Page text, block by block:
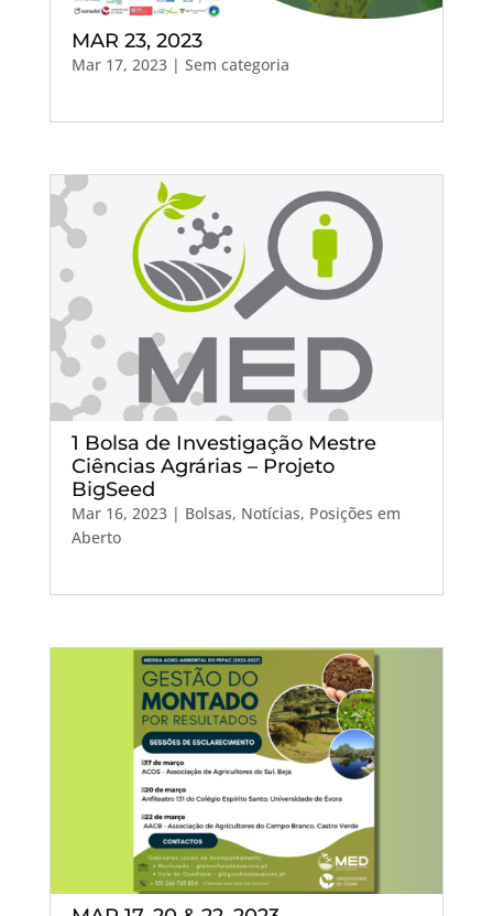
MAR 23, 2023
Mar 17, 2023| Sem categoria
1 Bolsa de Investigação Mestre
Ciências Agrárias – Projeto
BigSeed
Mar 16, 2023| Bolsas, Notícias, Posições em
Aberto